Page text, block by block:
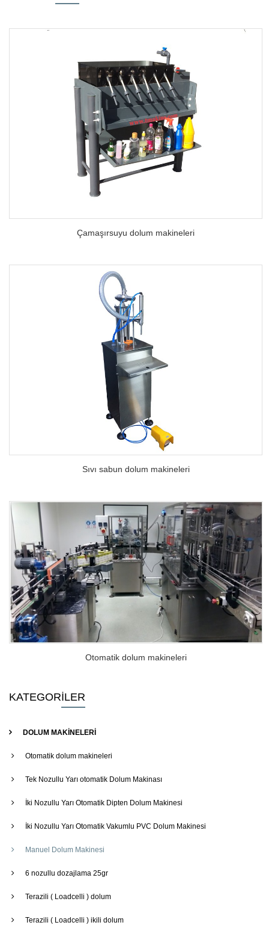
Çamaşırsuyu dolum makineleri
Sıvı sabun dolum makineleri
Otomatik dolum makineleri
KATEGORİLER
DOLUM MAKİNELERİ
Otomatik dolum makineleri
Tek Nozullu Yarı otomatik Dolum Makinası
İki Nozullu Yarı Otomatik Dipten Dolum Makinesi
İki Nozullu Yarı Otomatik Vakumlu PVC Dolum Makinesi
Manuel Dolum Makinesi
6 nozullu dozajlama 25gr
Terazili ( Loadcelli ) dolum
Terazili ( Loadcelli ) ikili dolum